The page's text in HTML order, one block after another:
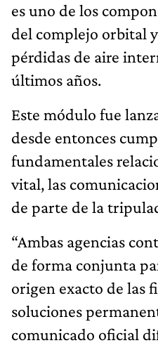
es uno de los
del complejo orbital
pérdidas de aire
últimos años.
Este módulo fue
desde entonces
fundamentales
vital, las
de parte de la
“Ambas agencias
de forma conjunta
origen exacto de las
soluciones
comunicado oficial